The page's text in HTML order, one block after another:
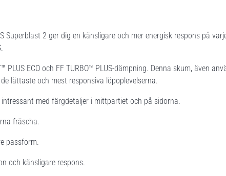
2 ger dig en känsligare och mer energisk respons på
ECO och FF TURBO™ PLUS-dämpning. Denna skum, även
lättaste och mest responsiva löpoplevelserna.
med färgdetaljer i mittpartiet och på sidorna.
fräscha.
passform.
och känsligare respons.